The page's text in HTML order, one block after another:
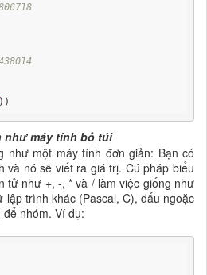
máy tính bỏ túi
như một máy tính đơn giản: Bạn có
và nó sẽ viết ra giá trị. Cú pháp biểu
tử như +, -, * và / làm việc giống như
lập trình khác (Pascal, C), dấu ngoặc
nhóm. Ví dụ: